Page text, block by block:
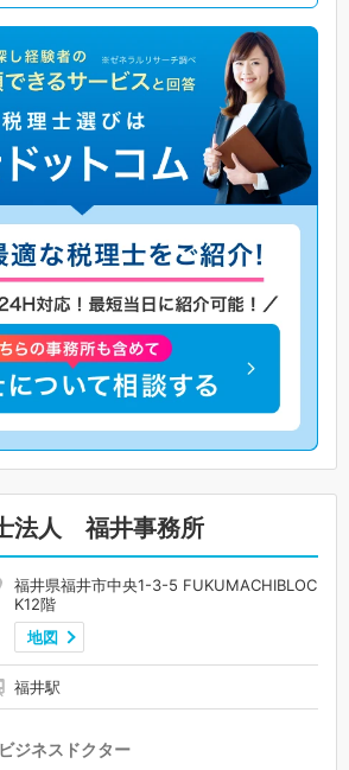
法人 福井事務所
福井県福井市中央1-3-5 FUKUMACHIBLOC
K12階
地図
福井駅
ジネスドクター